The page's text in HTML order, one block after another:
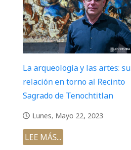
La arqueología y las artes: su
relación en torno al Recinto
Sagrado de Tenochtitlan
Lunes, Mayo 22, 2023
LEE MÁS...